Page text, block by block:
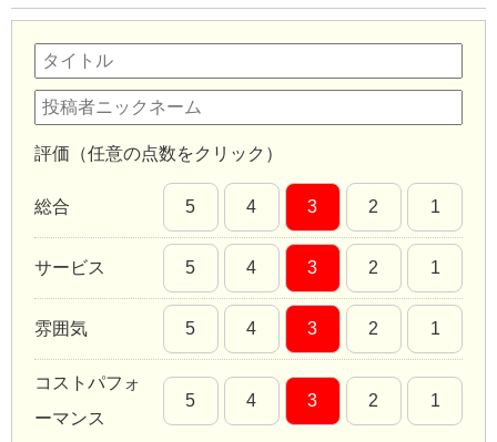
評価（任意の点数をクリック）
総合 5 4 3 2 1
サービス 5 4 3 2 1
雰囲気 5 4 3 2 1
コストパフォ
ーマンス
5 4 3 2 1